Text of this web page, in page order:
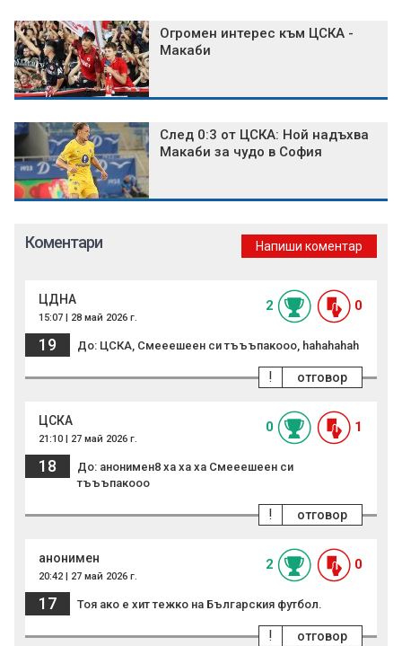
Огромен интерес към ЦСКА -
Макаби
След 0:3 от ЦСКА: Ной надъхва
Макаби за чудо в София
Коментари Напиши коментар
ЦДНА
15:07 | 28 май 2026 г.
2 0
19 До: ЦСКА, Смееешеен си тъъъпакооо, hahahahah
отговор
!
ЦСКА
21:10 | 27 май 2026 г.
0 1
18
До: анонимен8 ха ха ха Смееешеен си
тъъъпакооо
отговор
!
анонимен
20:42 | 27 май 2026 г.
2 0
17 Тоя ако е хит тежко на Българския футбол.
отговор
!